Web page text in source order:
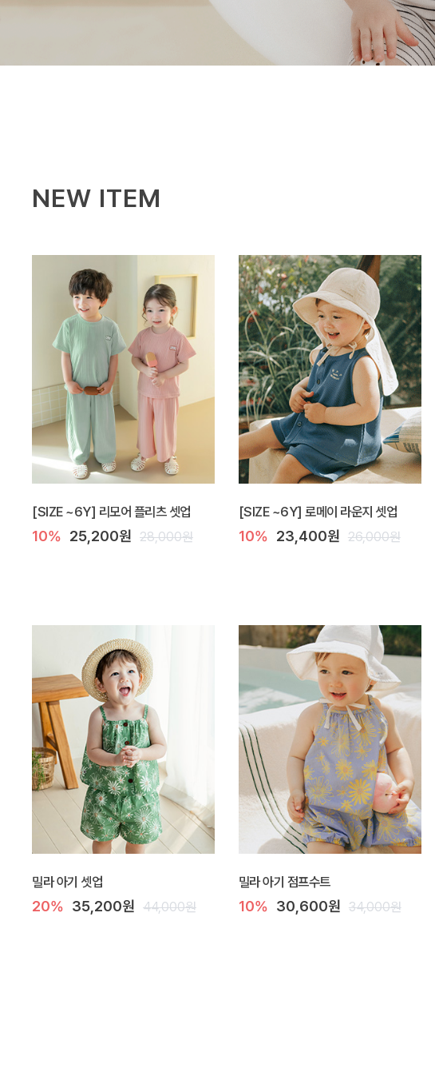
NEW ITEM
[SIZE ~6Y] 리모어 플리츠 셋업
10% 25,200원 28,000원
[SIZE ~6Y] 로메이 라운지 셋업
10% 23,400원 26,000원
밀라 아기 셋업
20% 35,200원 44,000원
밀라 아기 점프수트
10% 30,600원 34,000원